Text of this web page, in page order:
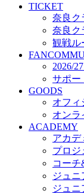
ジュニ
ユース
練習拠
SCHOOL
CLUB
2026/
パート
クラブ
クラブ
サステ
Web制
応援プ
TICKET
奈良ク
奈良ク
観戦ル
2026/
サポー
GOODS
オフィ
オンラ
ACADEMY
アカデ
プロジ
コーチ
ジュニ
ジュニ